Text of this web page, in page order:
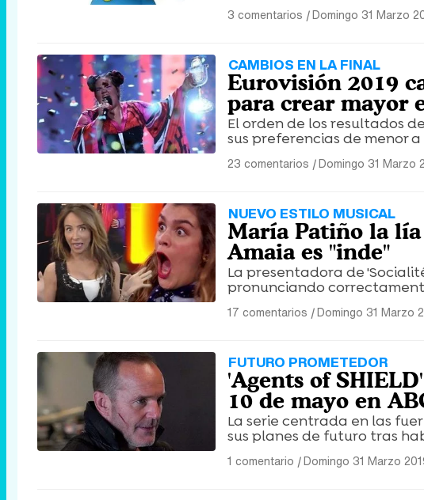
3 comentarios |Domingo 31 Marzo
CAMBIOS EN LA FINAL
Eurovisión 2019
para crear mayor
El orden de los resultados
sus preferencias de menor
23 comentarios |Domingo 31 Marzo
NUEVO ESTILO MUSICAL
María Patiño la
Amaia es "inde"
La presentadora de
pronunciando
17 comentarios |Domingo 31 Marzo
FUTURO PROMETEDOR
'Agents of
10 de mayo en
La serie centrada en las
sus planes de futuro tras
1 comentario |Domingo 31 Marzo